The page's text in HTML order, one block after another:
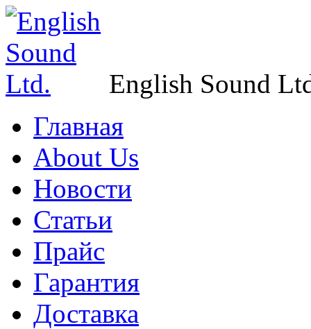
English Sound
Главная
About Us
Новости
Статьи
Прайс
Гарантия
Доставка